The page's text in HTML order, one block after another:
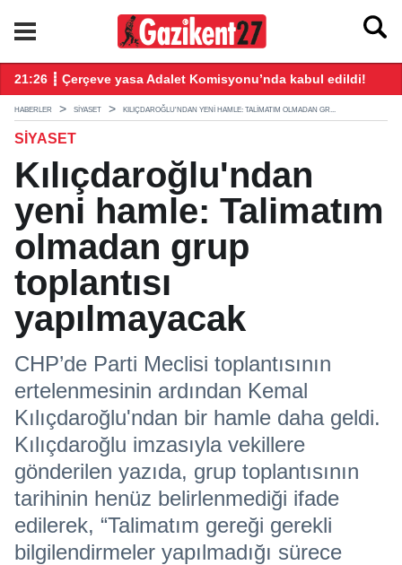
21:26 ┋ Çerçeve yasa Adalet Komisyonu’nda kabul edildi!
HABERLER SIYASET KILIÇDAROĞLU'NDAN YENI HAMLE: TALIMATIM OLMADAN GR...
SIYASET
Kılıçdaroğlu'ndan
yeni hamle: Talimatım
olmadan grup
toplantısı
yapılmayacak
CHP’de Parti Meclisi toplantısının
ertelenmesinin ardından Kemal
Kılıçdaroğlu'ndan bir hamle daha geldi.
Kılıçdaroğlu imzasıyla vekillere
gönderilen yazıda, grup toplantısının
tarihinin henüz belirlenmediği ifade
edilerek, “Talimatım gereği gerekli
bilgilendirmeler yapılmadığı sürece